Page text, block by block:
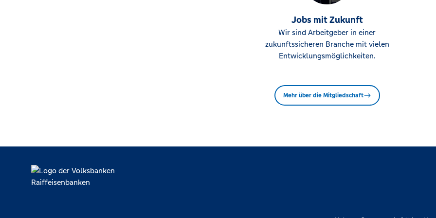
Jobs mit Zukunft
Wir sind Arbeitgeber in einer
zukunftssicheren Branche mit vielen
Entwicklungsmöglichkeiten.
Mehr über die Mitgliedschaft